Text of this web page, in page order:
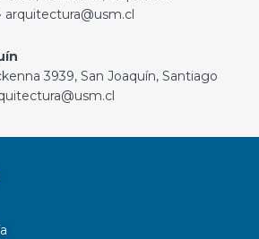
arquitectura@usm.cl
3939, San Joaquín, Santiago